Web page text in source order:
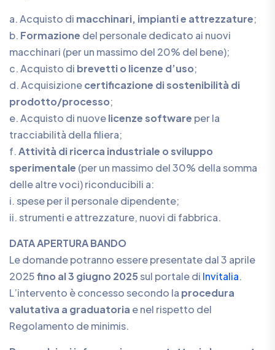
a. Acquisto di macchinari, impianti e attrezzature;
b. Formazione del personale dedicato ai nuovi
macchinari (per un massimo del 20% del bene);
c. Acquisto di brevetti o licenze d’uso;
d. Acquisizionecertificazione di sostenibilità di
prodotto/processo;
e. Acquisto di nuovelicenze software per la
tracciabilità della filiera;
f.Attività di ricerca industriale o sviluppo
sperimentale (per un massimo del 30% della somma
delle altre voci) riconducibili a:
i. spese per il personale dipendente;
ii. strumenti e attrezzature, nuovi di fabbrica.
DATA APERTURA BANDO
Le domande potranno essere presentate dal 3 aprile
2025fino al 3 giugno 2025sul portale di Invitalia.
L’intervento è concesso secondo la procedura
valutativa a graduatoria e nel rispetto del
Regolamento de minimis.